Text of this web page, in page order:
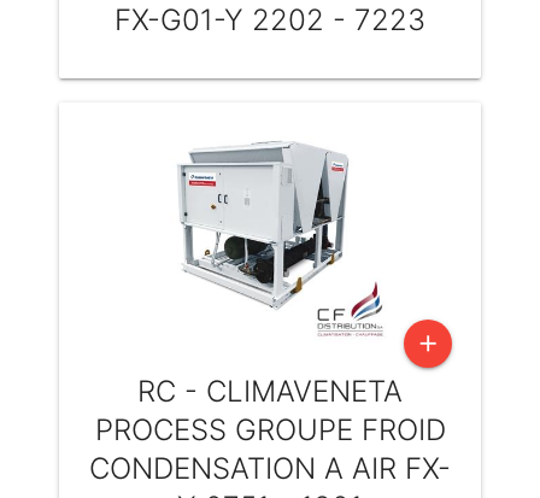
FX-G01-Y 2202 - 7223
add
RC - CLIMAVENETA
PROCESS GROUPE FROID
CONDENSATION A AIR FX-